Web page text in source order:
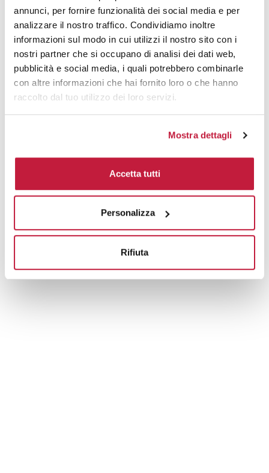
annunci, per fornire funzionalità dei social media e per
analizzare il nostro traffico. Condividiamo inoltre
informazioni sul modo in cui utilizzi il nostro sito con i
nostri partner che si occupano di analisi dei dati web,
pubblicità e social media, i quali potrebbero combinarle
con altre informazioni che hai fornito loro o che hanno
raccolto dal tuo utilizzo dei loro servizi.
Mostra dettagli
Accetta tutti
Personalizza
Rifiuta
Area di personalizzazione
Domande e risposte